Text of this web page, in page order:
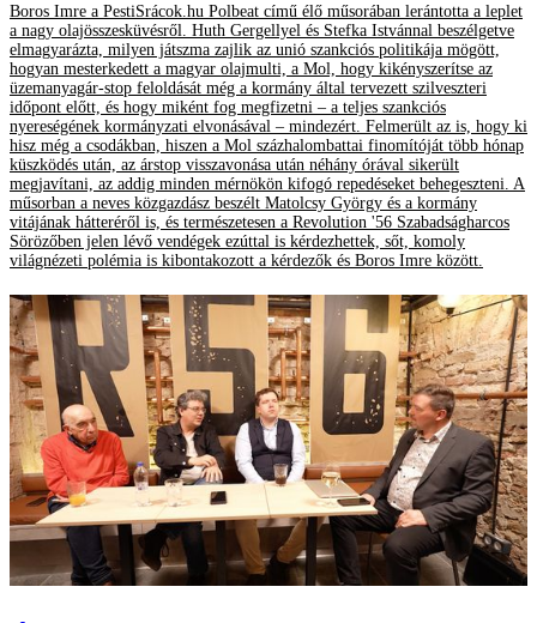
Boros Imre a PestiSrácok.hu Polbeat című élő műsorában lerántotta a leplet
a nagy olajösszesküvésről. Huth Gergellyel és Stefka Istvánnal beszélgetve
elmagyarázta, milyen játszma zajlik az unió szankciós politikája mögött,
hogyan mesterkedett a magyar olajmulti, a Mol, hogy kikényszerítse az
üzemanyagár-stop feloldását még a kormány által tervezett szilveszteri
időpont előtt, és hogy miként fog megfizetni – a teljes szankciós
nyereségének kormányzati elvonásával – mindezért. Felmerült az is, hogy ki
hisz még a csodákban, hiszen a Mol százhalombattai finomítóját több hónap
küszködés után, az árstop visszavonása után néhány órával sikerült
megjavítani, az addig minden mérnökön kifogó repedéseket behegeszteni. A
műsorban a neves közgazdász beszélt Matolcsy György és a kormány
vitájának hátteréről is, és természetesen a Revolution '56 Szabadságharcos
Sörözőben jelen lévő vendégek ezúttal is kérdezhettek, sőt, komoly
világnézeti polémia is kibontakozott a kérdezők és Boros Imre között.